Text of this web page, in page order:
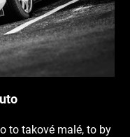
to takové malé, to by